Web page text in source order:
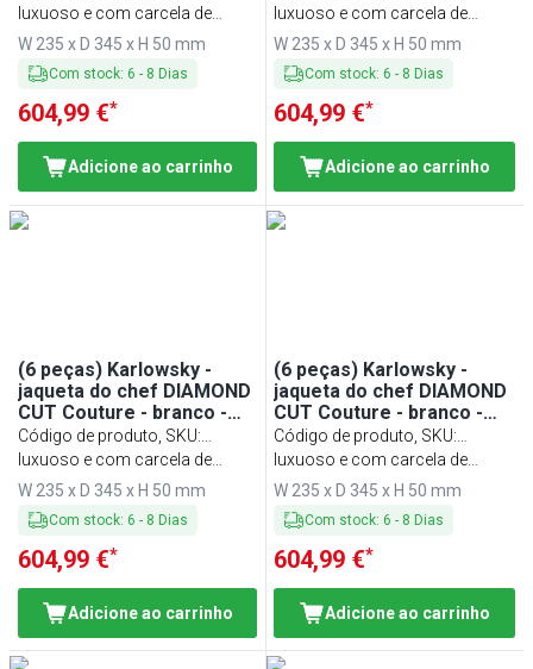
KJDCCK44W#SET
luxuoso e com carcela de
botão oculta
W 235 x D 345 x H 50 mm
Com stock: 6 - 8 Dias
604,99 €*
Adicione ao carrinho
KJDCCK46W#SET
luxuoso e com carcela de
botão oculta
W 235 x D 345 x H 50 mm
Com stock: 6 - 8 Dias
604,99 €*
Adicione ao carrinho
(6 peças) Karlowsky -
jaqueta do chef DIAMOND
CUT Couture - branco -
tamanho: 48
Código de produto, SKU:
KJDCCK48W#SET
luxuoso e com carcela de
botão oculta
W 235 x D 345 x H 50 mm
Com stock: 6 - 8 Dias
604,99 €*
Adicione ao carrinho
(6 peças) Karlowsky -
jaqueta do chef DIAMOND
CUT Couture - branco -
tamanho: 50
Código de produto, SKU:
KJDCCK50W#SET
luxuoso e com carcela de
botão oculta
W 235 x D 345 x H 50 mm
Com stock: 6 - 8 Dias
604,99 €*
Adicione ao carrinho